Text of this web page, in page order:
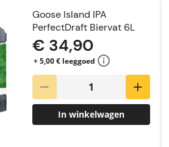
Goose Island IPA
PerfectDraft Biervat 6L
€ 34,90
+ 5,00 € leeggoed
In winkelwagen